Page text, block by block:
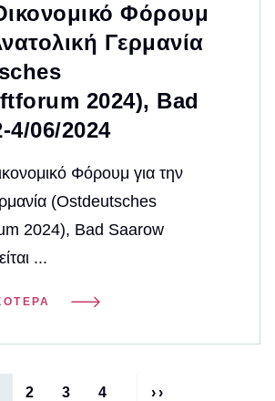
Φόρουμ
Γερμανία
2024), Bad
4/06/2024
Φόρουμ για την
(Ostdeutsches
2024), Bad Saarow
...
2
3
4
››